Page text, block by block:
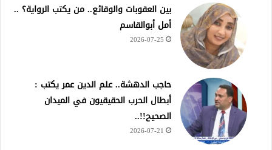
بين العقوبات والوقائع.. من يكتب الرواية؟ ..
أمل أبوالقاسم
2026-07-25
حاجب الدهشة.. علم الدين عمر يكتب :
أبطال الحرب الحقيقيون في الميدان
الصحيح!!..
2026-07-21